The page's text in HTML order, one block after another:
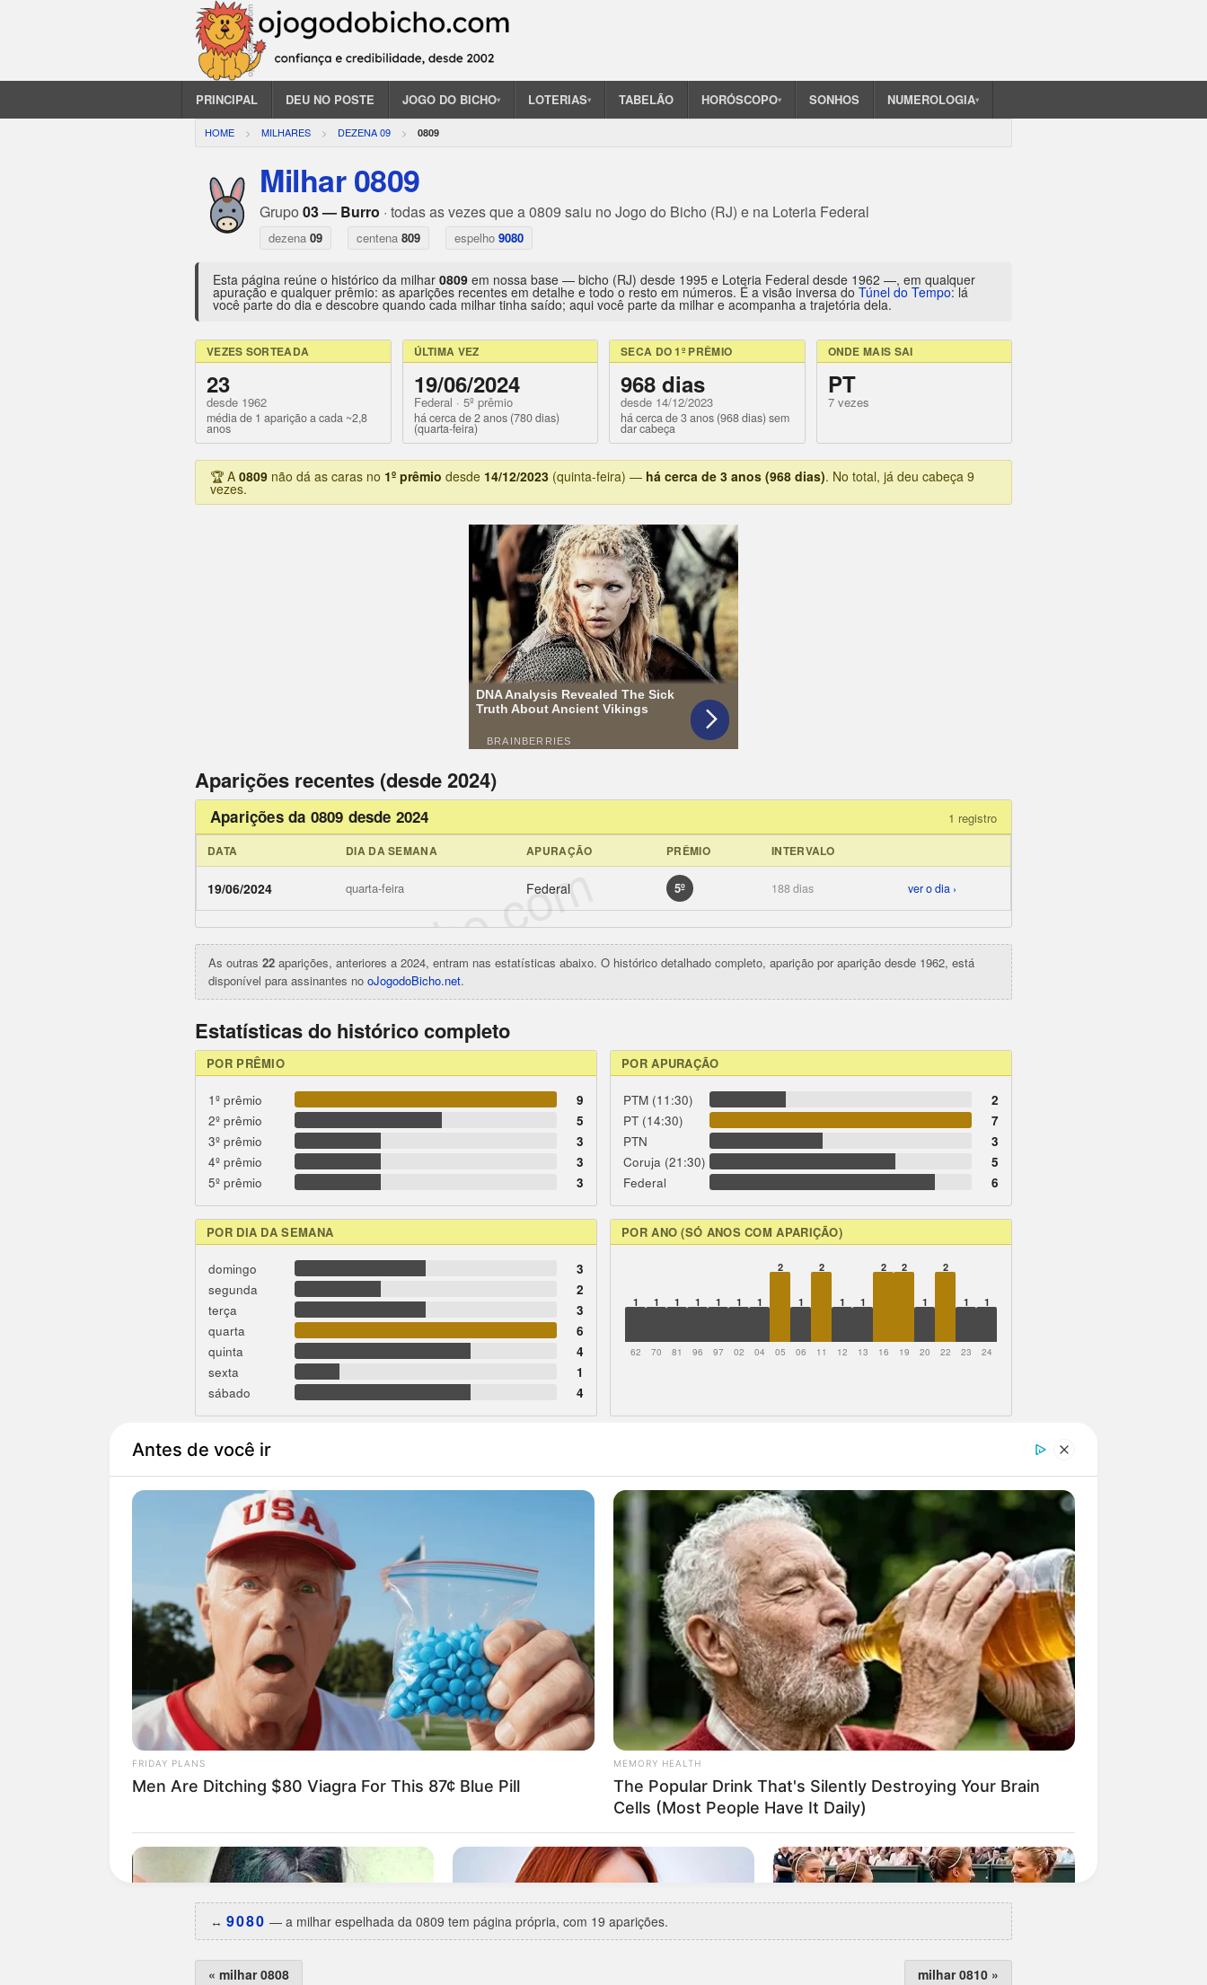
PRINCIPAL DEU NO POSTE JOGO DO BICHO▾ LOTERIAS▾ TABELÃO HORÓSCOPO▾ SONHOS NUMEROLOGIA▾
HOME MILHARES DEZENA 09 0809
Milhar 0809
Grupo 03 — Burro · todas as vezes que a 0809 saiu no Jogo do Bicho (RJ) e na Loteria Federal
dezena 09 centena 809 espelho 9080
Esta página reúne o histórico da milhar 0809 em nossa base — bicho (RJ) desde 1995 e Loteria Federal desde 1962 —, em qualquer
apuração e qualquer prêmio: as aparições recentes em detalhe e todo o resto em números. É a visão inversa do Túnel do Tempo: lá
você parte do dia e descobre quando cada milhar tinha saído; aqui você parte da milhar e acompanha a trajetória dela.
VEZES SORTEADA
23
desde 1962
média de 1 aparição a cada ~2,8
anos
ÚLTIMA VEZ
19/06/2024
Federal · 5º prêmio
há cerca de 2 anos (780 dias)
(quarta-feira)
SECA DO 1º PRÊMIO
968 dias
desde 14/12/2023
há cerca de 3 anos (968 dias) sem
dar cabeça
ONDE MAIS SAI
PT
7 vezes
🏆 A 0809 não dá as caras no 1º prêmio desde 14/12/2023 (quinta-feira) — há cerca de 3 anos (968 dias). No total, já deu cabeça 9
vezes.
Aparições recentes (desde 2024)
Aparições da 0809 desde 2024 1 registro
DATA DIA DA SEMANA APURAÇÃO PRÊMIO INTERVALO
19/06/2024 quarta-feira Federal 5º 188 dias ver o dia ›
ojogodobicho.com
As outras 22 aparições, anteriores a 2024, entram nas estatísticas abaixo. O histórico detalhado completo, aparição por aparição desde 1962, está
disponível para assinantes no oJogodoBicho.net.
Estatísticas do histórico completo
POR PRÊMIO
1º prêmio
9
2º prêmio
5
3º prêmio
3
4º prêmio
3
5º prêmio
3
POR APURAÇÃO
PTM (11:30)
2
PT (14:30)
7
PTN
3
Coruja (21:30)
5
Federal
6
POR DIA DA SEMANA
domingo
3
segunda
2
terça
3
quarta
6
quinta
4
sexta
1
sábado
4
POR ANO (SÓ ANOS COM APARIÇÃO)
1 1 1 1 1 1 1
2
1
2
1 1
2 2
1
2
1 1
62 70 81 96 97 02 04 05 06 11 12 13 16 19 20 22 23 24
Curiosidades da 0809
O dia da semana preferido équarta-feira, com 6 aparições em 23.
Estreou na base em14/11/1962(Federal, 1º prêmio) —já como cabeça.
(há cerca de 14 anos de silêncio), entre 02/09/1981 e 03/03/1996.
Menor intervalo:9 dias , entre 22/02/2011 e 03/03/2011.
Uma das aparições caiu em data especial:Dia de São Jorge(23/04/2016).
A irmã espelhada9080 19 vezes — a última em 23/07/2025.
↔️ 9080 — a milhar espelhada da 0809 tem página própria, com 19 aparições.
« milhar 0808 milhar 0810 »